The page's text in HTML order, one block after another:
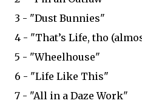
3 - "Dust Bunnies"
4 - "That’s Life, tho
5 - "Wheelhouse"
6 - "Life Like This"
7 - "All in a Daze Work"